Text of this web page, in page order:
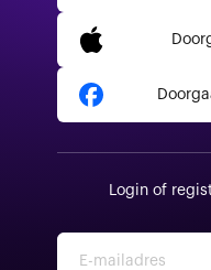
Login of
E-mailadres